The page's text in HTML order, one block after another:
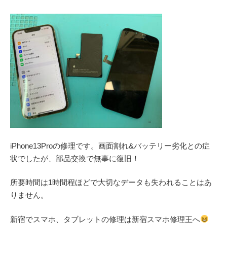
iPhone13Proの修理です。画面割れ&バッテリー劣化との症
状でしたが、部品交換で無事に復旧！
所要時間は1時間程ほどで大切なデータも失われることはあ
りません。
新宿でスマホ、タブレットの修理は新宿スマホ修理王へ